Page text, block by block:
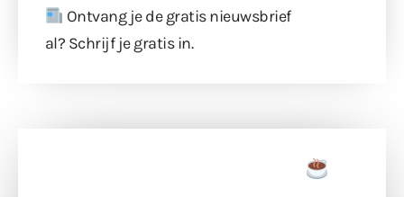
Ontvang je de gratis nieuwsbrief
al? Schrijf je gratis in.